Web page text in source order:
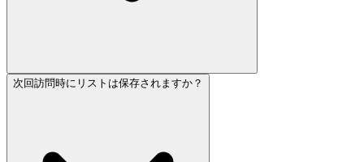
次回訪問時にリストは保存されますか？